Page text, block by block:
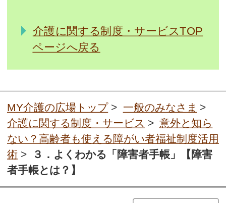
介護に関する制度・サービスTOP
ページへ戻る
MY介護の広場トップ> 一般のみなさま >
介護に関する制度・サービス >意外と知ら
ない？高齢者も使える障がい者福祉制度活用
術 >
３．よくわかる「障害者手帳」【障害
者手帳とは？】